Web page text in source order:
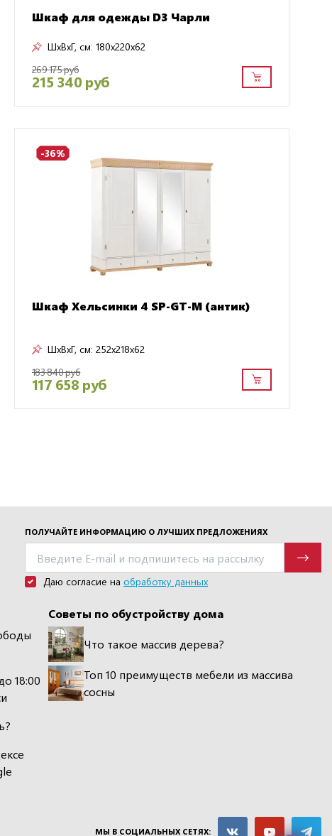
Шкаф для одежды D3 Чарли
ШxВxГ, см: 180x220x62
269 175 руб
215 340 руб
-36%
Шкаф Хельсинки 4 SP-GT-М (антик)
ШxВxГ, см: 252x218x62
183 840 руб
117 658 руб
ПОЛУЧАЙТЕ ИНФОРМАЦИЮ О ЛУЧШИХ ПРЕДЛОЖЕНИЯХ
Даю согласие наобработку данных
18:00
Советы по обустройству дома
Что такое массив дерева?
Топ 10 преимуществ мебели из массива
сосны
МЫ В СОЦИАЛЬНЫХ СЕТЯХ: